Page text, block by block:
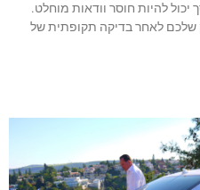
יכול להיות חוסר וודאות מוחלט.
לאחר בדיקה תקופתית של